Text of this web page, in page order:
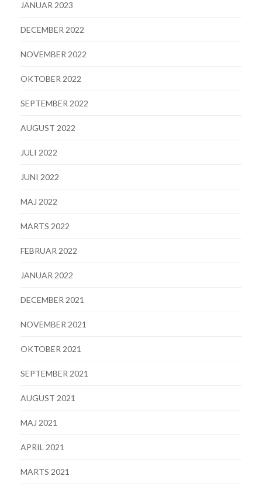
JANUAR 2023
DECEMBER 2022
NOVEMBER 2022
OKTOBER 2022
SEPTEMBER 2022
AUGUST 2022
JULI 2022
JUNI 2022
MAJ 2022
MARTS 2022
FEBRUAR 2022
JANUAR 2022
DECEMBER 2021
NOVEMBER 2021
OKTOBER 2021
SEPTEMBER 2021
AUGUST 2021
MAJ 2021
APRIL 2021
MARTS 2021